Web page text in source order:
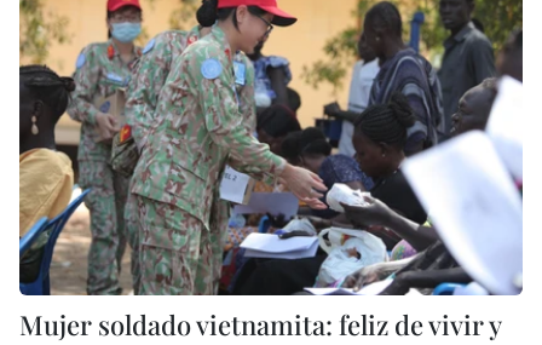
Mujer soldado vietnamita: feliz de vivir y